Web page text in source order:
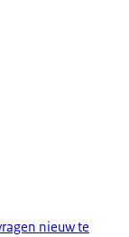
nieuw te